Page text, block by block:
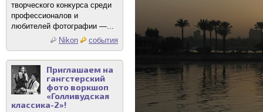
творческого конкурса среди
профессионалов и
любителей фотографии —...
Nikon
события
Приглашаем на
гангстерский
фото воркшоп
«Голливудская
классика-2»!